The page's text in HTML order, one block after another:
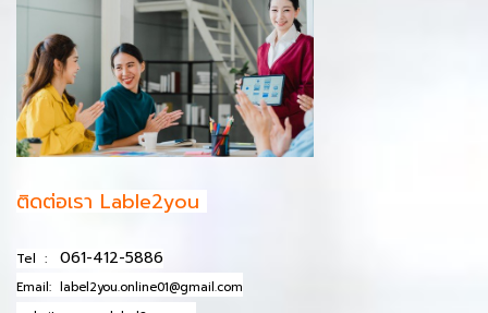
ติดต่อเรา Lable2you
Tel : 061-412-5886
Email: label2you.online01@gmail.com